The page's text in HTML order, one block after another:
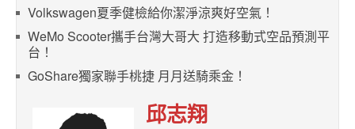
Volkswagen夏季健檢給你潔淨涼爽好空氣！
WeMo Scooter攜手台灣大哥大 打造移動式空品預測平
台！
GoShare獨家聯手桃捷 月月送騎乘金！
邱志翔